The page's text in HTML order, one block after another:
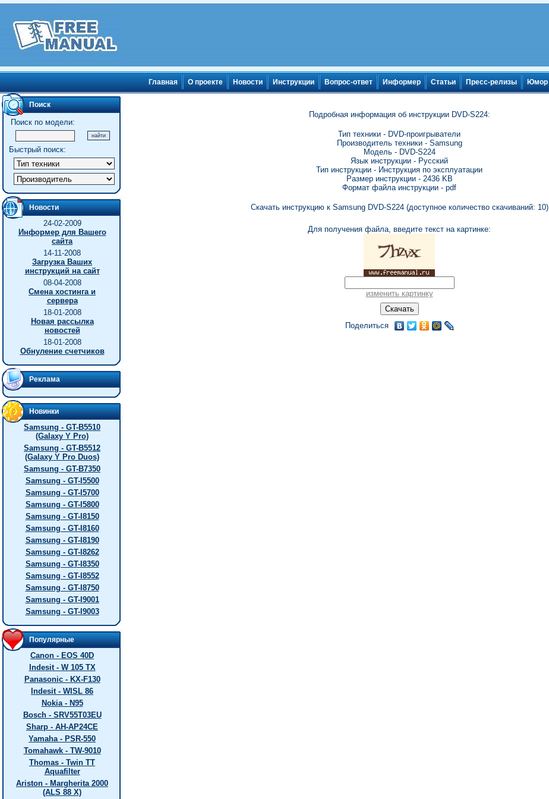
Главная О проекте Новости Инструкции Вопрос-ответ Информер Статьи Пресс-релизы Юмор
Поиск
Поиск по модели:
Быстрый поиск:
Новости
24-02-2009
Информер для Вашего
сайта
14-11-2008
Загрузка Ваших
инструкций на сайт
08-04-2008
Смена хостинга и
сервера
18-01-2008
Новая рассылка
новостей
18-01-2008
Обнуление счетчиков
Реклама
Новинки
Samsung - GT-B5510
(Galaxy Y Pro)
Samsung - GT-B5512
(Galaxy Y Pro Duos)
Samsung - GT-B7350
Samsung - GT-I5500
Samsung - GT-I5700
Samsung - GT-I5800
Samsung - GT-I8150
Samsung - GT-I8160
Samsung - GT-I8190
Samsung - GT-I8262
Samsung - GT-I8350
Samsung - GT-I8552
Samsung - GT-I8750
Samsung - GT-I9001
Samsung - GT-I9003
Популярные
Canon - EOS 40D
Indesit - W 105 TX
Panasonic - KX-F130
Indesit - WISL 86
Nokia - N95
Bosch - SRV55T03EU
Sharp - AH-AP24CE
Yamaha - PSR-550
Tomahawk - TW-9010
Thomas - Twin TT
Aquafilter
Ariston - Margherita 2000
(ALS 88 X)
Подробная информация об инструкции DVD-S224:
Тип техники - DVD-проигрыватели
Производитель техники - Samsung
Модель - DVD-S224
Язык инструкции - Русский
Тип инструкции - Инструкция по эксплуатации
Размер инструкции - 2436 KB
Формат файла инструкции - pdf
Скачать инструкцию к Samsung DVD-S224 (доступное количество скачиваний: 10)
Для получения файла, введите текст на картинке:
изменить картинку
Поделиться